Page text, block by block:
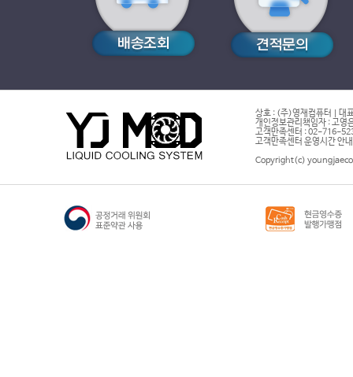
상호 : (주)영재컴퓨터 | 대
개인정보관리책임자 : 고영
고객만족센터 : 02-716-
고객만족센터 운영시간 안
Copyright(c)